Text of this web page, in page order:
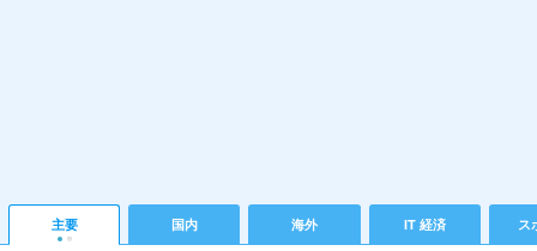
主要 国内 海外 IT 経済 ス